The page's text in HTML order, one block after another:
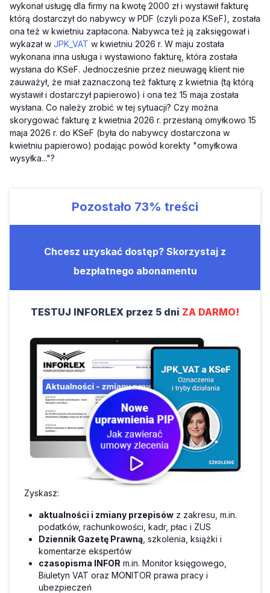
wykonał usługę dla firmy na kwotę 2000 zł i wystawił fakturę
którą dostarczył do nabywcy w PDF (czyli poza KSeF), została
ona też w kwietniu zapłacona. Nabywca też ją zaksięgował i
wykazał w JPK_VAT w kwietniu 2026 r. W maju została
wykonana inna usługa i wystawiono fakturę, która została
wysłana do KSeF. Jednocześnie przez nieuwagę klient nie
zauważył, że miał zaznaczoną też fakturę z kwietnia (tą którą
wystawił i dostarczył papierowo) i ona też 15 maja została
wysłana. Co należy zrobić w tej sytuacji? Czy można
skorygować fakturę z kwietnia 2026 r. przesłaną omyłkowo 15
maja 2026 r. do KSeF (była do nabywcy dostarczona w
kwietniu papierowo) podając powód korekty "omyłkowa
wysyłka..."?
Pozostało 73% treści
Chcesz uzyskać dostęp? Skorzystaj z
bezpłatnego abonamentu
TESTUJ INFORLEX przez 5 dni ZA DARMO!
Zyskasz:
aktualności i zmiany przepisów z zakresu, m.in.
podatków, rachunkowości, kadr, płac i ZUS
Dziennik Gazetę Prawną , szkolenia, książki i
komentarze ekspertów
czasopisma INFOR m.in. Monitor księgowego,
Biuletyn VAT oraz MONITOR prawa pracy i
ubezpieczeń